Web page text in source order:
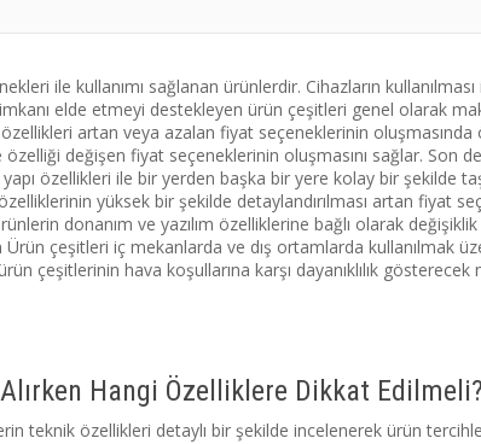
ile kullanımı sağlanan ürünlerdir. Cihazların
elde etmeyi destekleyen ürün çeşitleri genel olarak
artan veya azalan fiyat seçeneklerinin
özelliği değişen fiyat seçeneklerinin oluşmasını sağlar.
özellikleri ile bir yerden başka bir yere kolay bir şekilde
yüksek bir şekilde detaylandırılması artan fiyat
donanım ve yazılım özelliklerine bağlı olarak
çeşitleri iç mekanlarda ve dış ortamlarda kullanılmak
çeşitlerinin hava koşullarına karşı dayanıklılık
Hangi Özelliklere Dikkat Edilmeli?
teknik özellikleri detaylı bir şekilde incelenerek ürün